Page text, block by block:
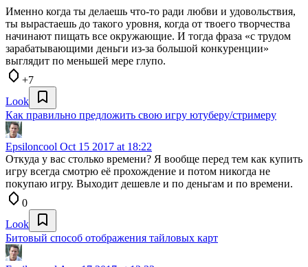
Именно когда ты делаешь что-то ради любви и удовольствия,
ты вырастаешь до такого уровня, когда от твоего творчества
начинают пищать все окружающие. И тогда фраза «с трудом
зарабатывающими деньги из-за большой конкуренции»
выглядит по меньшей мере глупо.
+7
Look
Как правильно предложить свою игру ютуберу/стримеру
Epsiloncool Oct 15 2017 at 18:22
Откуда у вас столько времени? Я вообще перед тем как купить
игру всегда смотрю её прохождение и потом никогда не
покупаю игру. Выходит дешевле и по деньгам и по времени.
0
Look
Битовый способ отображения тайловых карт